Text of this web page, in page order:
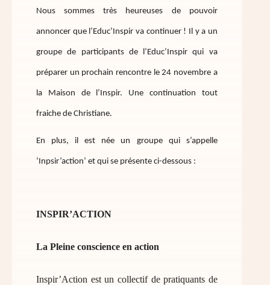
Nous sommes très heureuses de pouvoir
annoncer que l’Educ’Inspir va continuer ! Il y a un
groupe de participants de l’Educ’Inspir qui va
préparer un prochain rencontre le 24 novembre a
la Maison de l’Inspir. Une continuation tout
fraiche de Christiane.
En plus, il est née un groupe qui s’appelle
‘Inpsir’action’ et qui se présente ci-dessous :
INSPIR’ACTION
La Pleine conscience en action
Inspir’Action est un collectif de pratiquants de